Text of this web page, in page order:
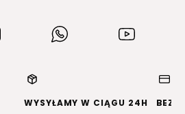
(Otwiera
nowej
(Otwiera
(Otwiera
nowej
WYSYŁAMY W CIĄGU 24H